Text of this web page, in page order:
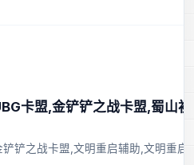
卡盟,金铲铲之战卡盟,蜀山
铲之战卡盟,文明重启辅助,文明重